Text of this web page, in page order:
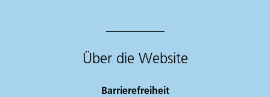
Über die Website
Barrierefreiheit